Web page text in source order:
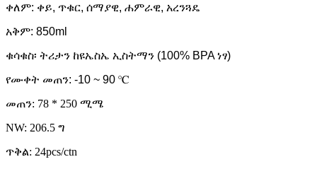
ቀለም: ቀይ, ጥቁር, ሰማያዊ, ሐምራዊ, አረንጓዴ
አቅም: 850ml
ቁሳቁስ፡ ትሪታን ከዩኤስኤ ኢስትማን (100% BPA ነፃ)
የሙቀት መጠን: -10 ~ 90 ℃
መጠን: 78 * 250 ሚሜ
NW: 206.5 ግ
ጥቅል: 24pcs/ctn